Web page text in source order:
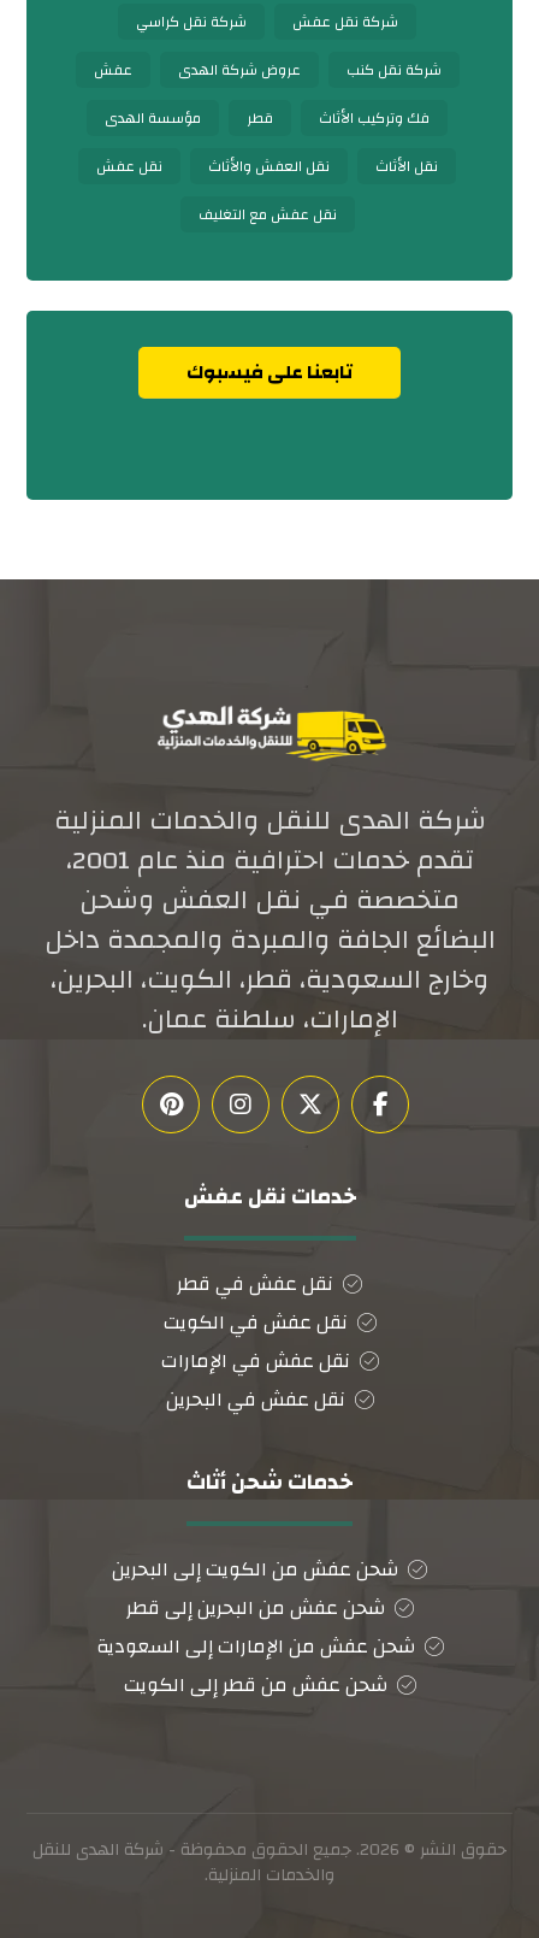
شركة نقل عفش
شركة نقل كراسي
شركة نقل كنب
عروض شركة الهدى
عفش
فك وتركيب الأثاث
قطر
مؤسسة الهدى
نقل الأثاث
نقل العفش والأثاث
نقل عفش
نقل عفش مع التغليف
تابعنا على فيسبوك
شركة الهدى للنقل والخدمات المنزلية
تقدم خدمات احترافية منذ عام 2001،
متخصصة في نقل العفش وشحن
البضائع الجافة والمبردة والمجمدة داخل
وخارج السعودية، قطر، الكويت، البحرين،
الإمارات، سلطنة عمان.
خدمات نقل عفش
نقل عفش في قطر
نقل عفش في الكويت
نقل عفش في الإمارات
نقل عفش في البحرين
خدمات شحن أثاث
شحن عفش من الكويت إلى البحرين
شحن عفش من البحرين إلى قطر
شحن عفش من الإمارات إلى السعودية
شحن عفش من قطر إلى الكويت
حقوق النشر © 2026. جميع الحقوق محفوظة - شركة الهدى للنقل
والخدمات المنزلية.